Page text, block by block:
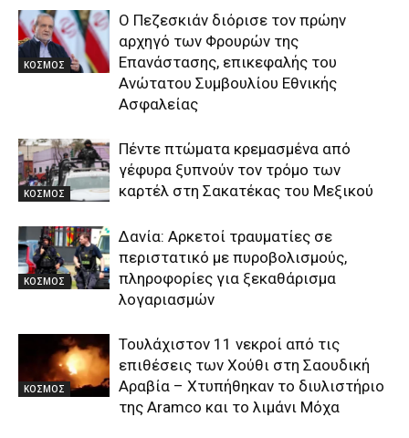
ΚΟΣΜΟΣ
Ο Πεζεσκιάν διόρισε τον πρώην
αρχηγό των Φρουρών της
Επανάστασης, επικεφαλής του
Ανώτατου Συμβουλίου Εθνικής
Ασφαλείας
ΚΟΣΜΟΣ
Πέντε πτώματα κρεμασμένα από
γέφυρα ξυπνούν τον τρόμο των
καρτέλ στη Σακατέκας του Μεξικού
ΚΟΣΜΟΣ
Δανία: Αρκετοί τραυματίες σε
περιστατικό με πυροβολισμούς,
πληροφορίες για ξεκαθάρισμα
λογαριασμών
ΚΟΣΜΟΣ
Τουλάχιστον 11 νεκροί από τις
επιθέσεις των Χούθι στη Σαουδική
Αραβία – Χτυπήθηκαν το διυλιστήριο
της Aramco και το λιμάνι Μόχα